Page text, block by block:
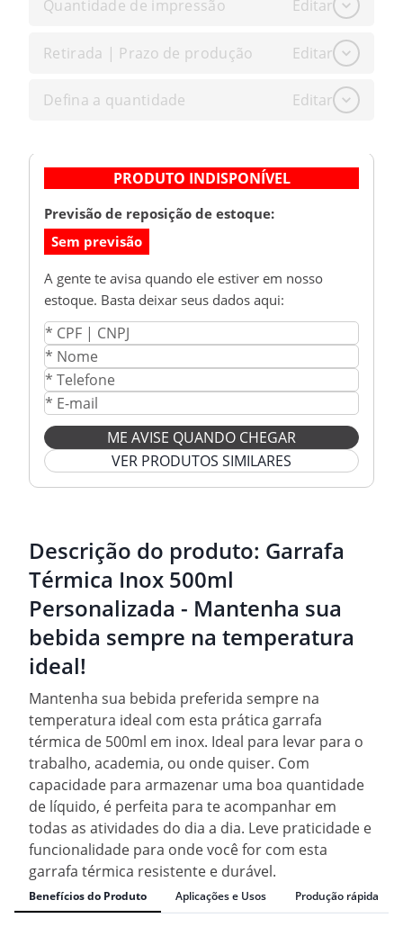
Quantidade de impressão Editar
Retirada | Prazo de produção Editar
Defina a quantidade Editar
PRODUTO INDISPONÍVEL
Previsão de reposição de estoque:
Sem previsão
A gente te avisa quando ele estiver em nosso
estoque. Basta deixar seus dados aqui:
ME AVISE QUANDO CHEGAR
VER PRODUTOS SIMILARES
Descrição do produto: Garrafa
Térmica Inox 500ml
Personalizada - Mantenha sua
bebida sempre na temperatura
ideal!
Mantenha sua bebida preferida sempre na
temperatura ideal com esta prática garrafa
térmica de 500ml em inox. Ideal para levar para o
trabalho, academia, ou onde quiser. Com
capacidade para armazenar uma boa quantidade
de líquido, é perfeita para te acompanhar em
todas as atividades do dia a dia. Leve praticidade e
funcionalidade para onde você for com esta
garrafa térmica resistente e durável.
Benefícios do Produto Aplicações e Usos Produção rápida